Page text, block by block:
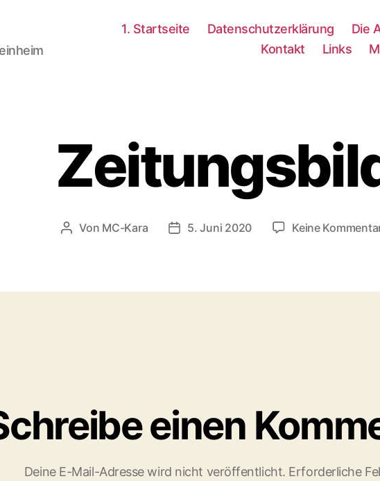
1. Startseite Datenschutzerklärung
Die
Kontakt
Links
Beitragsautor
Von MC-Kara Beitragsdatum
5. Juni 2020 Keine
einen
Deine E-Mail-Adresse wird nicht veröffentlicht. Erforderliche